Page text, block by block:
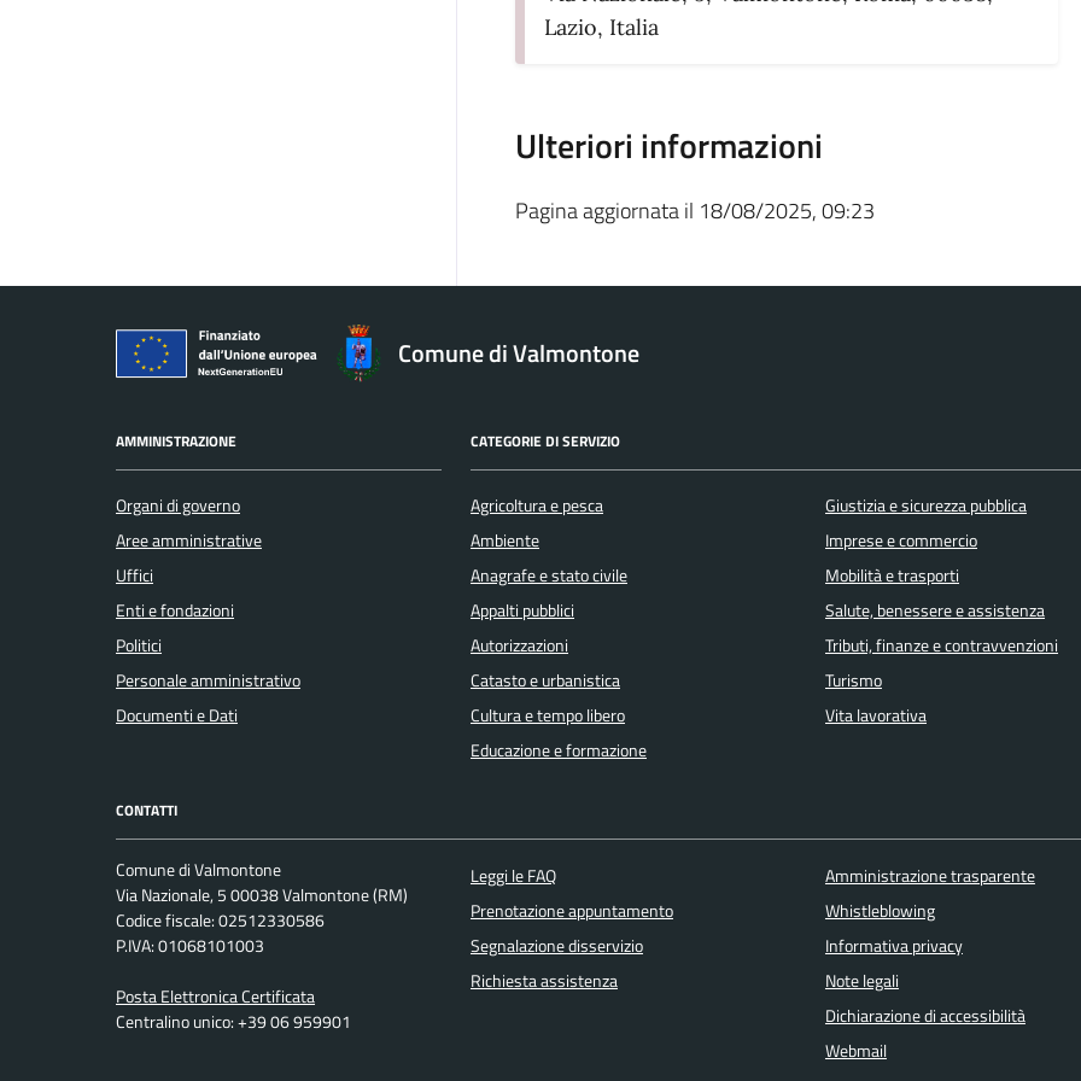
Lazio, Italia
Ulteriori informazioni
Pagina aggiornata il 18/08/2025, 09:23
Comune di Valmontone
AMMINISTRAZIONE
Organi di governo
Aree amministrative
Uffici
Enti e fondazioni
Politici
Personale amministrativo
Documenti e Dati
CATEGORIE DI SERVIZIO
Agricoltura e pesca
Ambiente
Anagrafe e stato civile
Appalti pubblici
Autorizzazioni
Catasto e urbanistica
Cultura e tempo libero
Educazione e formazione
Giustizia e sicurezza pubblica
Imprese e commercio
Mobilità e trasporti
Salute, benessere e assistenza
Tributi, finanze e contravvenzioni
Turismo
Vita lavorativa
CONTATTI
Comune di Valmontone
Via Nazionale, 5 00038 Valmontone (RM)
Codice fiscale: 02512330586
P.IVA: 01068101003
Posta Elettronica Certificata
Centralino unico: +39 06 959901
Leggi le FAQ
Prenotazione appuntamento
Segnalazione disservizio
Richiesta assistenza
Amministrazione trasparente
Whistleblowing
Informativa privacy
Note legali
Dichiarazione di accessibilità
Webmail